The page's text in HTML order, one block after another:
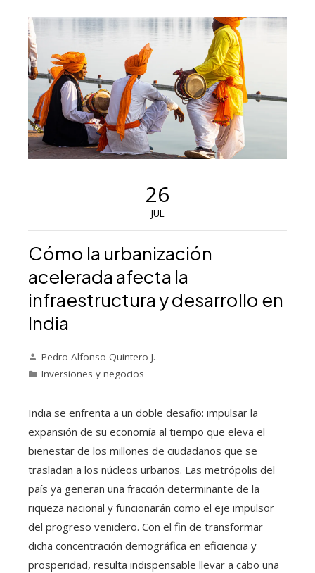
26
JUL
Cómo la urbanización
acelerada afecta la
infraestructura y desarrollo en
India
Pedro Alfonso Quintero J.
Inversiones y negocios
India se enfrenta a un doble desafío: impulsar la
expansión de su economía al tiempo que eleva el
bienestar de los millones de ciudadanos que se
trasladan a los núcleos urbanos. Las metrópolis del
país ya generan una fracción determinante de la
riqueza nacional y funcionarán como el eje impulsor
del progreso venidero. Con el fin de transformar
dicha concentración demográfica en eficiencia y
prosperidad, resulta indispensable llevar a cabo una